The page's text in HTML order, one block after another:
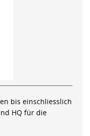
bis einschliesslich
HQ für die